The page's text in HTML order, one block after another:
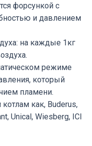
форсункой с
и давлением
на каждые 1кг
режиме
который
пламени.
как, Buderus,
Unical, Wiesberg, ICI